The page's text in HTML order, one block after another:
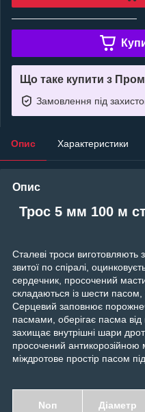
Що таке купити з
Замовлення під
Опис Характеристики
Опис
Трос 5 мм 100 м
Сталеві троси виготовляють
звитої по спіралі,
сердечник, просочений
складаються із шести пасом,
Серцевий заповнює
пасмами, оберігає пасма
захищає внутрішні шари
просочений
міждротове простір пасом
Noп Діаметр